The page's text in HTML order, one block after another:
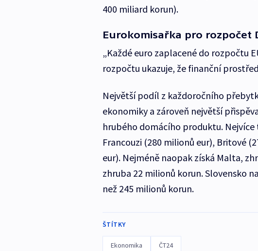
400 miliard korun).
Eurokomisařka pro rozpočet
„Každé euro zaplacené do rozpočtu
rozpočtu ukazuje, že finanční
Největší podíl z každoročního
ekonomiky a zároveň největší
hrubého domácího produktu.
Francouzi (280 milionů eur), Britové
eur). Nejméně naopak získá Malta,
zhruba 22 milionů korun. Slovensko
než 245 milionů korun.
ŠTÍTKY
Ekonomika ČT24